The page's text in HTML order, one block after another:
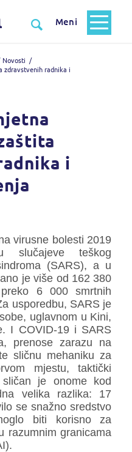
Novosti /
zdravstvenih radnika i
i
virusne bolesti 2019
slučajeve teškog
(SARS), a u
je više od 162 380
6 000 smrtnih
usporedbu, SARS je
uglavnom u Kini,
I COVID-19 i SARS
prenose zarazu na
sličnu mehaniku za
mjestu, taktički
je onome kod
velika razlika: 17
se snažno sredstvo
biti korisno za
razumnim granicama